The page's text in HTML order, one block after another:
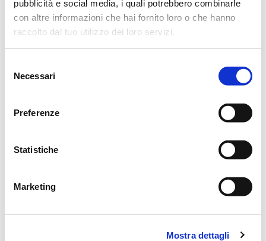
pubblicità e social media, i quali potrebbero combinarle
con altre informazioni che hai fornito loro o che hanno
raccolto dal tuo utilizzo dei loro servizi.
delNecessari
Preferenze
Statistiche
Marketing
Mostra dettagli
8.30 18.30
9 18
MESSAGGI ALLA FAMIGLIA